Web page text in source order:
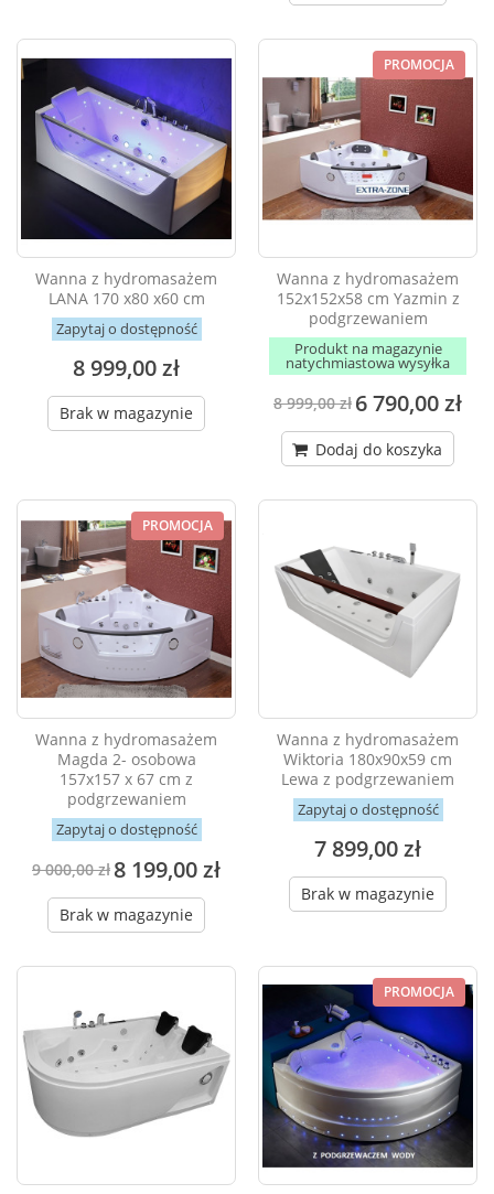
Wanna z hydromasażem
LANA 170 x80 x60 cm
Zapytaj o dostępność
8 999,00 zł
Brak w magazynie
PROMOCJA
Wanna z hydromasażem
152x152x58 cm Yazmin z
podgrzewaniem
Produkt na magazynie
natychmiastowa wysyłka
8 999,00 zł 6 790,00 zł
Dodaj do koszyka
PROMOCJA
Wanna z hydromasażem
Magda 2- osobowa
157x157 x 67 cm z
podgrzewaniem
Zapytaj o dostępność
9 000,00 zł 8 199,00 zł
Brak w magazynie
Wanna z hydromasażem
Wiktoria 180x90x59 cm
Lewa z podgrzewaniem
Zapytaj o dostępność
7 899,00 zł
Brak w magazynie
PROMOCJA